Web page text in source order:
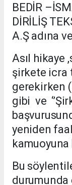
BEDİR
DİRİLİŞ
A.Ş adına
Asıl hikaye
şirkete icra
gerekirken
gibi ve
yeniden
kamuoyuna
Bu